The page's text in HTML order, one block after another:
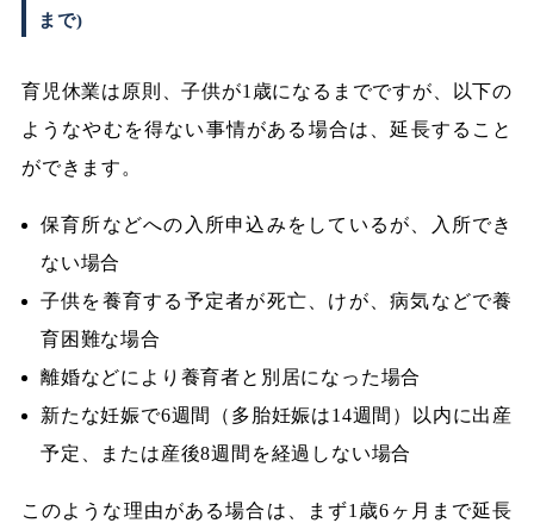
まで)
育児休業は原則、子供が1歳になるまでですが、以下の
ようなやむを得ない事情がある場合は、延長すること
ができます。
保育所などへの入所申込みをしているが、入所でき
ない場合
子供を養育する予定者が死亡、けが、病気などで養
育困難な場合
離婚などにより養育者と別居になった場合
新たな妊娠で6週間（多胎妊娠は14週間）以内に出産
予定、または産後8週間を経過しない場合
このような理由がある場合は、まず1歳6ヶ月まで延長